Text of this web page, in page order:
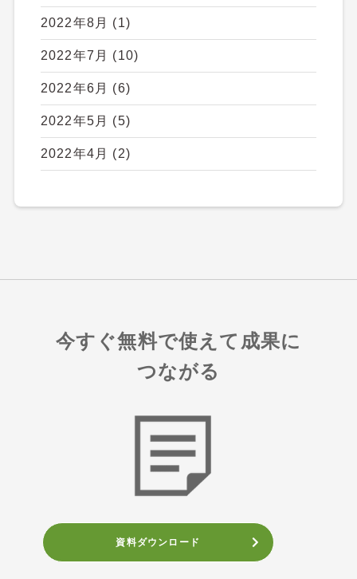
2022年8月 (1)
2022年7月 (10)
2022年6月 (6)
2022年5月 (5)
2022年4月 (2)
今すぐ無料で使えて成果に
つながる
資料ダウンロード